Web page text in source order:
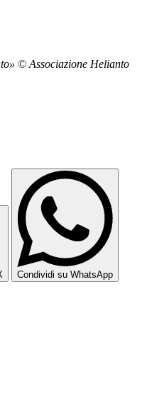
© Associazione Helianto
Condividi su WhatsApp